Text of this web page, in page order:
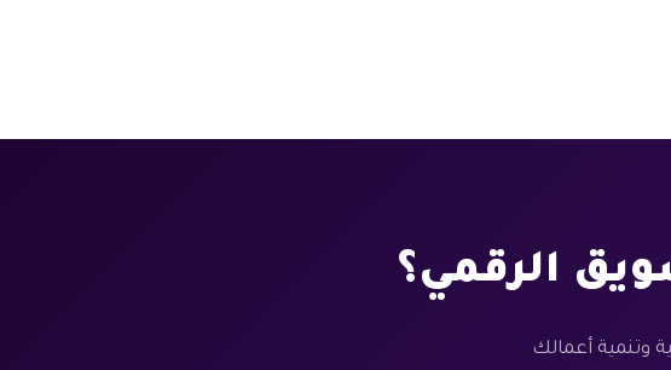
الرقمي؟
وتنمية أعمالك